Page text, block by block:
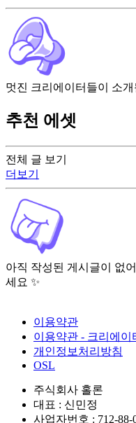
전체 글 보기
더보기
아직 작성된 게시글이 없
세요 ✨
멋진 크리에이터들이 소
추천 에셋
이용약관
이용약관 - 크리에이
개인정보처리방침
OSL
주식회사 홀론
대표 : 신민정
사업자번호 : 712-88-